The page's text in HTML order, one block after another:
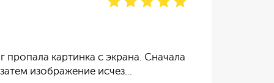
пропала картинка с экрана. Сначала
изображение исчез…